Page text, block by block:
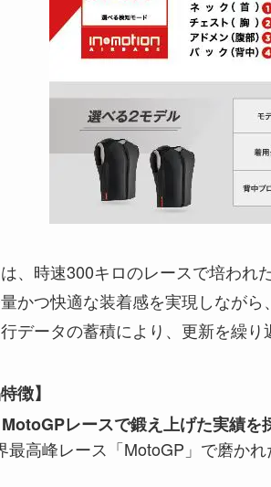
、時速300キロのレースで培われ
かつ快適な装着感を実現しなが
データの蓄積により、更新を繰り
徴】
レースで鍛え上げた実績を
最高峰レース「MotoGP」で磨か